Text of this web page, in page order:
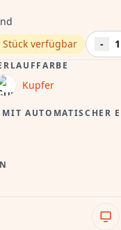
verfügbar
- 1
Kupfer
MIT AUTOMATISCHER